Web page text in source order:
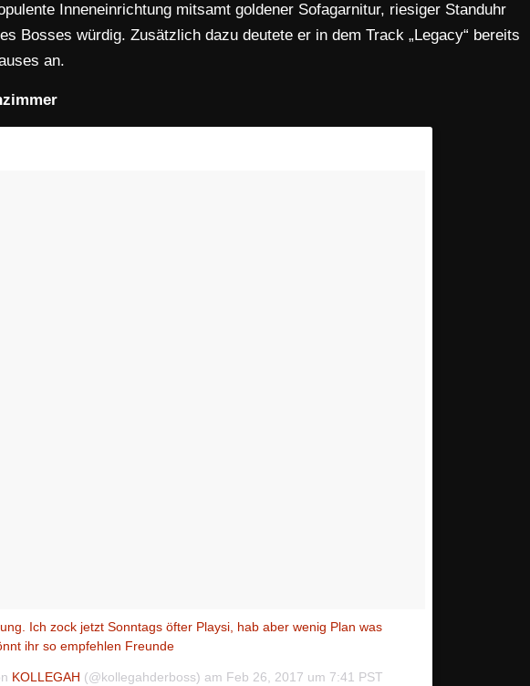
Inneneinrichtung mitsamt goldener Sofagarnitur, riesiger Standuhr
Bosses würdig. Zusätzlich dazu deutete er in dem Track „Legacy“ bereits
an.
Ich zock jetzt Sonntags öfter Playsi, hab aber wenig Plan was
ihr so empfehlen Freunde
KOLLEGAH (@kollegahderboss) am Feb 26, 2017 um 7:41 PST